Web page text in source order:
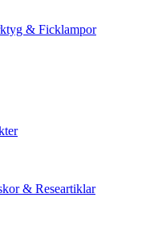
& Ficklampor
& Researtiklar